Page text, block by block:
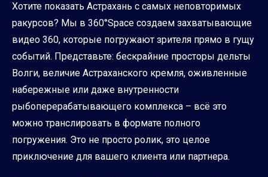
Хотите показать Астрахань с самых неповторимых
ракурсов? Мы в 360°Space создаем захватывающие
видео 360, которые погружают зрителя прямо в гущу
событий. Представьте: бескрайние просторы дельты
Волги, величие Астраханского кремля, оживленные
набережные или даже внутренности
рыбоперерабатывающего комплекса – всё это
можно транслировать в формате полного
погружения. Это не просто ролик, это целое
приключение для вашего клиента или партнера.